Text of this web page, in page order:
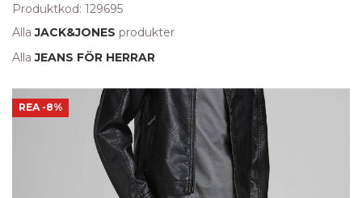
Produktkod: 129695
AllaJACK&JONES produkter
AllaJEANS FÖR HERRAR
REA -8%